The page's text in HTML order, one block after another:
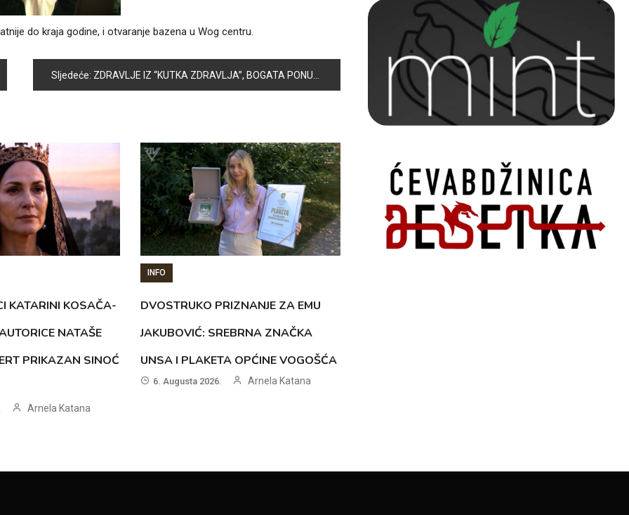
do kraja godine, i otvaranje bazena u Wog centru.
Sljedeće: ZDRAVLJE IZ “KUTKA ZDRAVLJA”, BOGATA PONUDA SLATKIH I SLANIH PROIZVODA
KATARINI KOSAČA-
NATAŠE
PRIKAZAN SINOĆ
Arnela Katana
INFO
DVOSTRUKO PRIZNANJE ZA EMU
JAKUBOVIĆ: SREBRNA ZNAČKA
UNSA I PLAKETA OPĆINE VOGOŠĆA
6. Augusta 2026. Arnela Katana